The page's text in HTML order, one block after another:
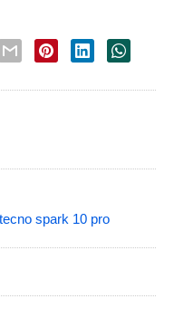
tecno spark 10 pro